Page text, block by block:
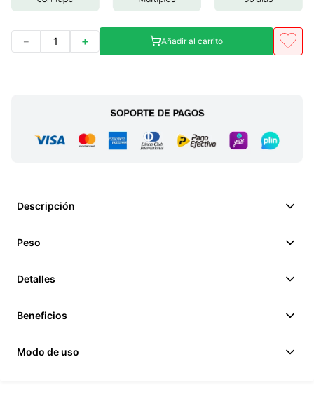
＋
－ Añadir al carrito
Descripción
Peso
Detalles
Beneficios
Modo de uso